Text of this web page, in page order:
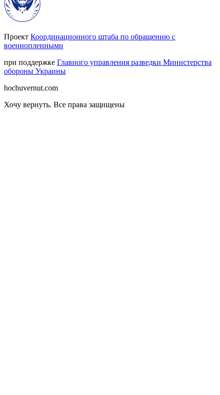
Проект Координационного штаба по обращению с
военнопленными
при поддержке Главного управления разведки Министерства
обороны Украины
hochuvernut.com
Хочу вернуть. Все права защищены